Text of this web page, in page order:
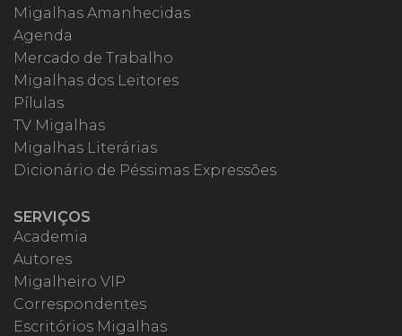
Migalhas Amanhecidas
Agenda
Mercado de Trabalho
Migalhas dos Leitores
Pílulas
TV Migalhas
Migalhas Literárias
Dicionário de Péssimas Expressões
SERVIÇOS
Academia
Autores
Migalheiro VIP
Correspondentes
Escritórios Migalhas